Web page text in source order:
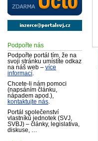
Podpořte nás
Podpořte portál tím, že na
svoji stránku umístíte odkaz
na náš web – více
informací
Chcete-li nám pomoci
(napsáním článku,
nápadem apod.),
kontaktujte nás
Portál společenství
vlastníků jednotek (SVJ,
SVBJ) – články, legislativa,
diskuse, …